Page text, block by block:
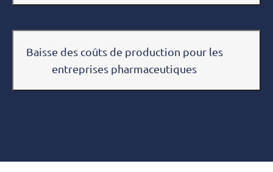
Baisse des coûts de production pour les
entreprises pharmaceutiques